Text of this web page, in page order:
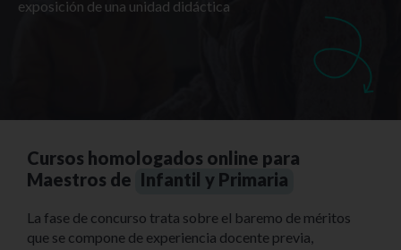
exposición de una unidad didáctica
Cursos homologados online para
Maestros de Infantil y Primaria
La fase de concurso trata sobre el baremo de méritos
que se compone de experiencia docente previa,